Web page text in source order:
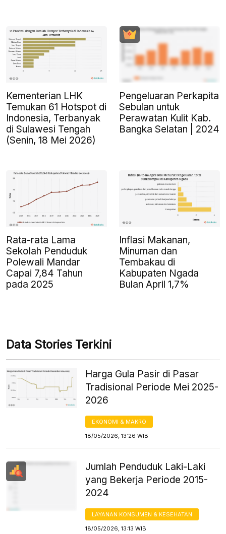
Kementerian LHK
Temukan 61 Hotspot di
Indonesia, Terbanyak
di Sulawesi Tengah
(Senin, 18 Mei 2026)
Pengeluaran Perkapita
Sebulan untuk
Perawatan Kulit Kab.
Bangka Selatan | 2024
Rata-rata Lama
Sekolah Penduduk
Polewali Mandar
Capai 7,84 Tahun
pada 2025
Inflasi Makanan,
Minuman dan
Tembakau di
Kabupaten Ngada
Bulan April 1,7%
Data Stories Terkini
Harga Gula Pasir di Pasar
Tradisional Periode Mei 2025-
2026
EKONOMI & MAKRO
18/05/2026, 13:26 WIB
Jumlah Penduduk Laki-Laki
yang Bekerja Periode 2015-
2024
LAYANAN KONSUMEN & KESEHATAN
18/05/2026, 13:13 WIB